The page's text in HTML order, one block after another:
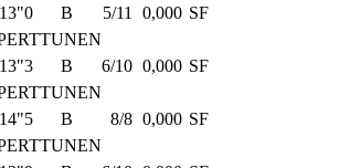
B 5/11 0,000 SF
B 6/10 0,000 SF
B 8/8 0,000 SF